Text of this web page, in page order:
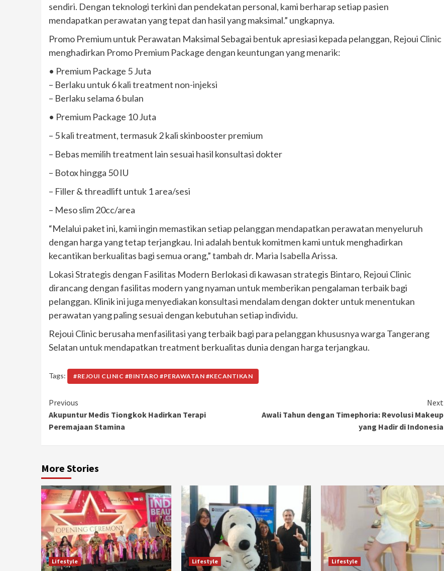
sendiri. Dengan teknologi terkini dan pendekatan personal, kami berharap setiap pasien
mendapatkan perawatan yang tepat dan hasil yang maksimal.” ungkapnya.
Promo Premium untuk Perawatan Maksimal Sebagai bentuk apresiasi kepada pelanggan, Rejoui Clinic
menghadirkan Promo Premium Package dengan keuntungan yang menarik:
• Premium Package 5 Juta
– Berlaku untuk 6 kali treatment non-injeksi
– Berlaku selama 6 bulan
• Premium Package 10 Juta
– 5 kali treatment, termasuk 2 kali skinbooster premium
– Bebas memilih treatment lain sesuai hasil konsultasi dokter
– Botox hingga 50 IU
– Filler & threadlift untuk 1 area/sesi
– Meso slim 20cc/area
“Melalui paket ini, kami ingin memastikan setiap pelanggan mendapatkan perawatan menyeluruh
dengan harga yang tetap terjangkau. Ini adalah bentuk komitmen kami untuk menghadirkan
kecantikan berkualitas bagi semua orang,” tambah dr. Maria Isabella Arissa.
Lokasi Strategis dengan Fasilitas Modern Berlokasi di kawasan strategis Bintaro, Rejoui Clinic
dirancang dengan fasilitas modern yang nyaman untuk memberikan pengalaman terbaik bagi
pelanggan. Klinik ini juga menyediakan konsultasi mendalam dengan dokter untuk menentukan
perawatan yang paling sesuai dengan kebutuhan setiap individu.
Rejoui Clinic berusaha menfasilitasi yang terbaik bagi para pelanggan khususnya warga Tangerang
Selatan untuk mendapatkan treatment berkualitas dunia dengan harga terjangkau.
Tags: #REJOUI CLINIC #BINTARO #PERAWATAN #KECANTIKAN
Continue
Reading
Previous
Akupuntur Medis Tiongkok Hadirkan Terapi
Peremajaan Stamina
Next
Awali Tahun dengan Timephoria: Revolusi Makeup
yang Hadir di Indonesia
More Stories
Lifestyle Lifestyle Lifestyle
Collezione 100, sebuah koleksi motor edisi
terbatas yang mengangkat kembali sejumlah
livery paling...